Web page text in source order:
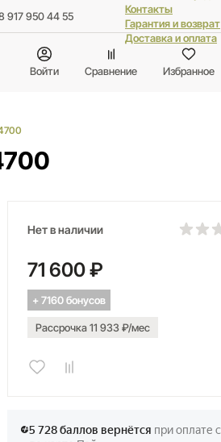
917 950 44 55
Контакты
Гарантия и возврат
Доставка и оплата
Войти Сравнение Избранное
Нет в наличии
71 600 ₽
+ 7160 бонусов
Рассрочка 11 933 ₽/мес